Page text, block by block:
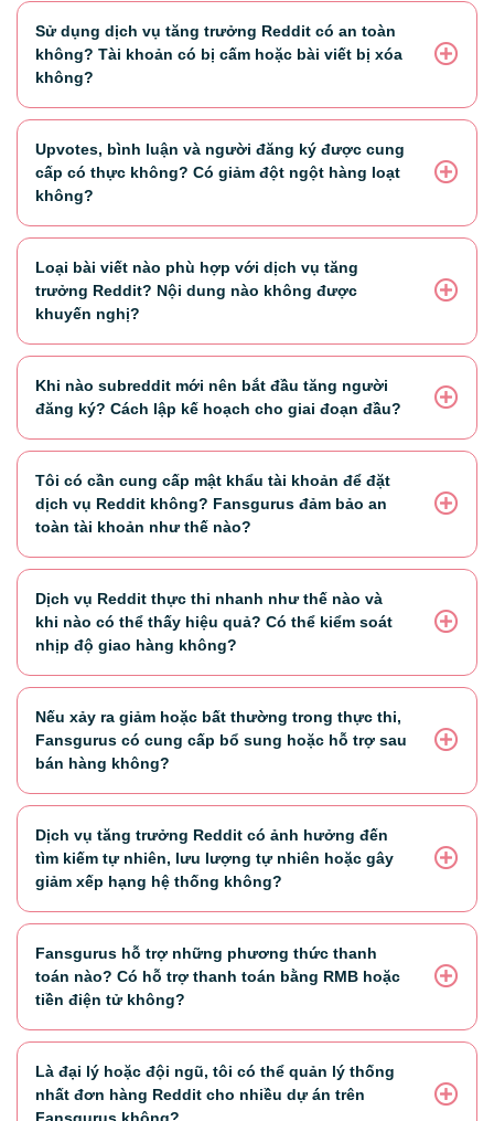
Sử dụng dịch vụ tăng trưởng Reddit có an toàn
không? Tài khoản có bị cấm hoặc bài viết bị xóa
không?
Upvotes, bình luận và người đăng ký được cung
cấp có thực không? Có giảm đột ngột hàng loạt
không?
Loại bài viết nào phù hợp với dịch vụ tăng
trưởng Reddit? Nội dung nào không được
khuyến nghị?
Khi nào subreddit mới nên bắt đầu tăng người
đăng ký? Cách lập kế hoạch cho giai đoạn đầu?
Tôi có cần cung cấp mật khẩu tài khoản để đặt
dịch vụ Reddit không? Fansgurus đảm bảo an
toàn tài khoản như thế nào?
Dịch vụ Reddit thực thi nhanh như thế nào và
khi nào có thể thấy hiệu quả? Có thể kiểm soát
nhịp độ giao hàng không?
Nếu xảy ra giảm hoặc bất thường trong thực thi,
Fansgurus có cung cấp bổ sung hoặc hỗ trợ sau
bán hàng không?
Dịch vụ tăng trưởng Reddit có ảnh hưởng đến
tìm kiếm tự nhiên, lưu lượng tự nhiên hoặc gây
giảm xếp hạng hệ thống không?
Fansgurus hỗ trợ những phương thức thanh
toán nào? Có hỗ trợ thanh toán bằng RMB hoặc
tiền điện tử không?
Là đại lý hoặc đội ngũ, tôi có thể quản lý thống
nhất đơn hàng Reddit cho nhiều dự án trên